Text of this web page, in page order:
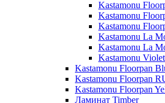
Kastamonu
Kastamonu
Kastamonu
Kastamonu La
Kastamonu La
Kastamonu Violet
Kastamonu Floorpan
Kastamonu Floorpan
Kastamonu Floorpan
Ламинат Timber